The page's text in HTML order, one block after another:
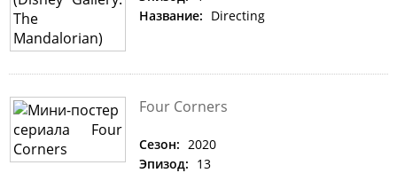
Название: Directing
Four Corners
Сезон: 2020
Эпизод: 13